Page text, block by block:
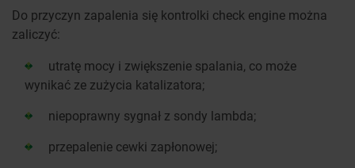
Do przyczyn zapalenia się kontrolki check engine można
zaliczyć:
utratę mocy i zwiększenie spalania, co może
wynikać ze zużycia katalizatora;
niepoprawny sygnał z sondy lambda;
przepalenie cewki zapłonowej;